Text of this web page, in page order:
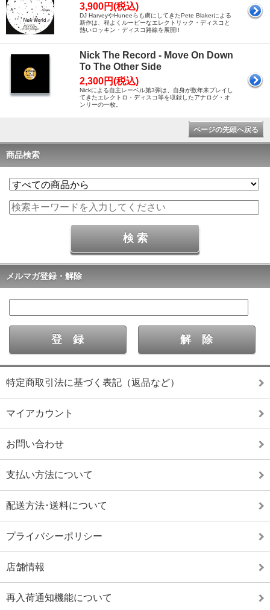
3,900円(税込)
DJ HarveyやHuneeらも虜にしてきたPete Blakerによる
新作は、程よくルーピーなエレクトリック・ディスコと
熱いロッキン・ディスコ路線を展開!!
Nick The Record - Move On Down
To The Other Side
2,300円(税込)
Nickによる自主レーベル第3弾は、自身が数年来プレイし
てきたエレクトロ・ディスコ等を収録したアナログ・オ
ンリーの一枚。
ページの先頭へ戻る
商品検索
メルマガ登録・解除
特定商取引法に基づく表記（返品など）
マイアカウント
お問い合わせ
支払い方法について
配送方法･送料について
プライバシーポリシー
店舗情報
再入荷通知機能について